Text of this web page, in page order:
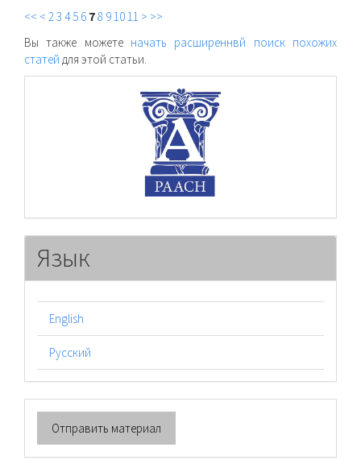
<< < 23 4 5 6 78 9 10 11 > >>
Вы также можете начать расширеннвй поиск похожих
статей для этой статьи.
Язык
English
Русский
Отправить
материал
Отправить материал